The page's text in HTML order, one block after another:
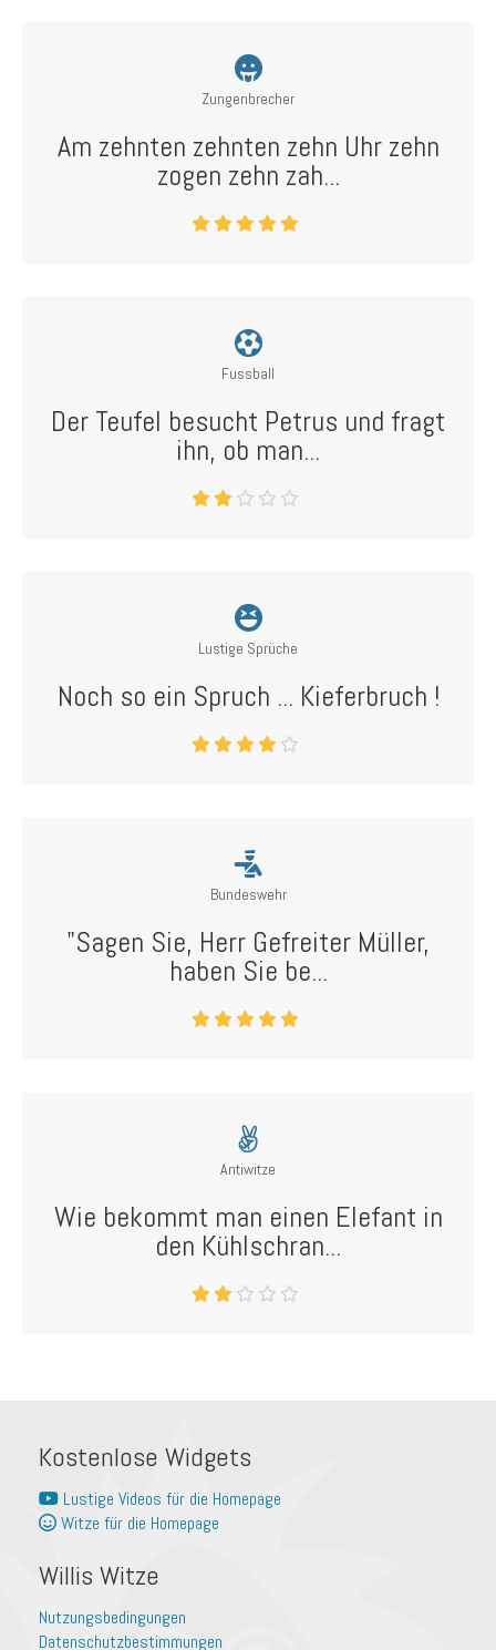
Zungenbrecher
Am zehnten zehnten zehn Uhr zehn
zogen zehn zah...
Fussball
Der Teufel besucht Petrus und fragt
ihn, ob man...
Lustige Sprüche
Noch so ein Spruch ... Kieferbruch !
Bundeswehr
"Sagen Sie, Herr Gefreiter Müller,
haben Sie be...
Antiwitze
Wie bekommt man einen Elefant in
den Kühlschran...
Kostenlose Widgets
Lustige Videos für die Homepage
Witze für die Homepage
Willis Witze
Nutzungsbedingungen
Datenschutzbestimmungen